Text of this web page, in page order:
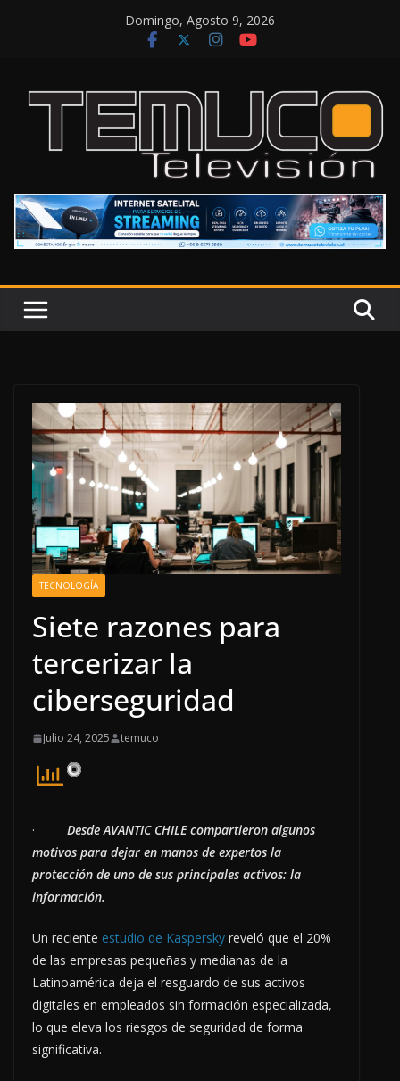
Domingo, Agosto 9, 2026
TECNOLOGÍA
Siete razones para
tercerizar la
ciberseguridad
Julio 24, 2025 temuco
· Desde AVANTIC CHILE compartieron algunos
motivos para dejar en manos de expertos la
protección de uno de sus principales activos: la
información.
Un reciente estudio de Kaspersky reveló que el 20%
de las empresas pequeñas y medianas de la
Latinoamérica deja el resguardo de sus activos
digitales en empleados sin formación especializada,
lo que eleva los riesgos de seguridad de forma
significativa.